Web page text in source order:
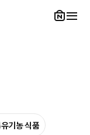
유기농 식품